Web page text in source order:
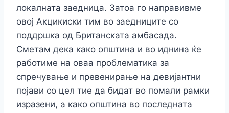
локалната заедница. Затоа го направивме
овој Акцикиски тим во заедниците со
поддршка од Британската амбасада.
Сметам дека како општина и во иднина ќе
работиме на оваа проблематика за
спречување и превенирање на девијантни
појави со цел тие да бидат во помали рамки
изразени, а како општина во последната